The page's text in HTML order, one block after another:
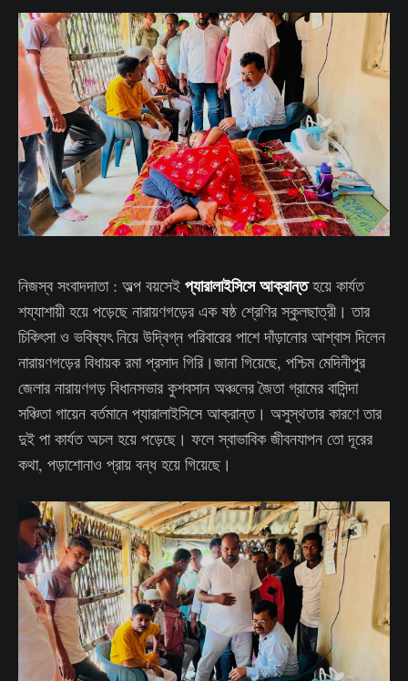
নিজস্ব সংবাদদাতা : অল্প বয়সেই প্যারালাইসিসে আক্রান্তহয়ে কার্যত
শয্যাশায়ী হয়ে পড়েছে নারায়ণগড়ের এক ষষ্ঠ শ্রেণির স্কুলছাত্রী। তার
চিকিৎসা ও ভবিষ্যৎ নিয়ে উদ্বিগ্ন পরিবারের পাশে দাঁড়ানোর আশ্বাস দিলেন
নারায়ণগড়ের বিধায়ক রমা প্রসাদ গিরি।জানা গিয়েছে, পশ্চিম মেদিনীপুর
জেলার নারায়ণগড় বিধানসভার কুশবসান অঞ্চলের জৈতা গ্রামের বাসিন্দা
সঞ্চিতা গায়েন বর্তমানে প্যারালাইসিসে আক্রান্ত। অসুস্থতার কারণে তার
দুই পা কার্যত অচল হয়ে পড়েছে। ফলে স্বাভাবিক জীবনযাপন তো দূরের
কথা, পড়াশোনাও প্রায় বন্ধ হয়ে গিয়েছে।